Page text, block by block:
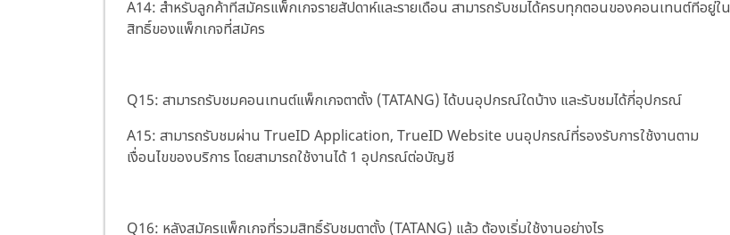
A14: สำหรับลูกค้าที่สมัครแพ็กเกจรายสัปดาห์และรายเดือน สามารถรับชมได้ครบทุกตอนของคอนเทนต์ที่อยู่ใน
สิทธิ์ของแพ็กเกจที่สมัคร
Q15: สามารถรับชมคอนเทนต์แพ็กเกจตาตั้ง (TATANG) ได้บนอุปกรณ์ใดบ้าง และรับชมได้กี่อุปกรณ์
A15: สามารถรับชมผ่าน TrueID Application, TrueID Website บนอุปกรณ์ที่รองรับการใช้งานตาม
เงื่อนไขของบริการ โดยสามารถใช้งานได้ 1 อุปกรณ์ต่อบัญชี
Q16: หลังสมัครแพ็กเกจที่รวมสิทธิ์รับชมตาตั้ง (TATANG) แล้ว ต้องเริ่มใช้งานอย่างไร